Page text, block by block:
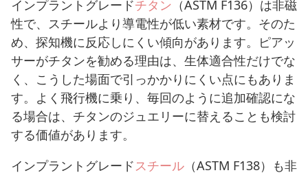
インプラントグレードチタン （ASTM F136）は非磁
性で、スチールより導電性が低い素材です。そのた
め、探知機に反応しにくい傾向があります。ピアッ
サーがチタンを勧める理由は、生体適合性だけでな
く、こうした場面で引っかかりにくい点にもありま
す。よく飛行機に乗り、毎回のように追加確認にな
る場合は、チタンのジュエリーに替えることも検討
する価値があります。
インプラントグレードスチール （ASTM F138）も非